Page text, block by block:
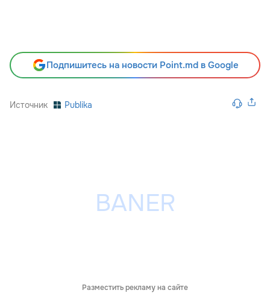
Подпишитесь на новости Point.md в Google
Источник Publika
Разместить рекламу на сайте